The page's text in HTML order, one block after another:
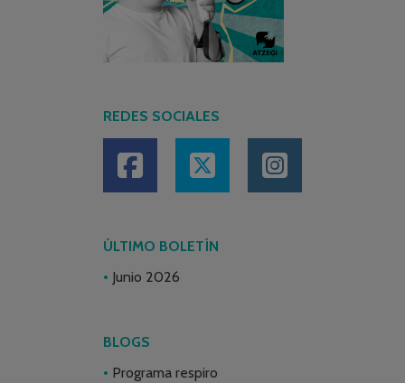
REDES SOCIALES
ÚLTIMO BOLETÍN
Junio 2026
BLOGS
Programa respiro